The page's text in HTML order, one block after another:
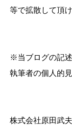
等で拡散して頂
※当ブログの記
執筆者の個人的見
株式会社原田武